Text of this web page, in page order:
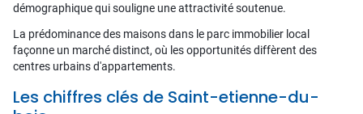
démographique qui souligne une attractivité soutenue.
La prédominance des maisons dans le parc immobilier local
façonne un marché distinct, où les opportunités diffèrent des
centres urbains d'appartements.
Les chiffres clés de Saint-etienne-du-